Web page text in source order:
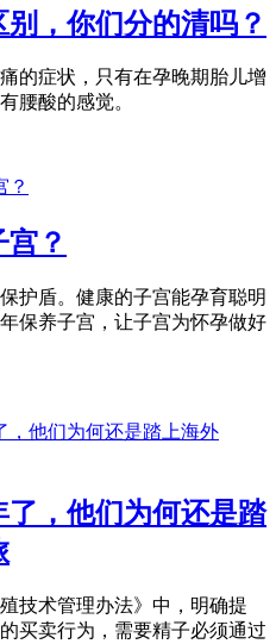
，你们分的清吗？
的症状，只有在孕晚期胎儿增
腰酸的感觉。
？
护盾。健康的子宫能孕育聪明
保养子宫，让子宫为怀孕做好
，他们为何还是踏
技术管理办法》中，明确提
买卖行为，需要精子必须通过